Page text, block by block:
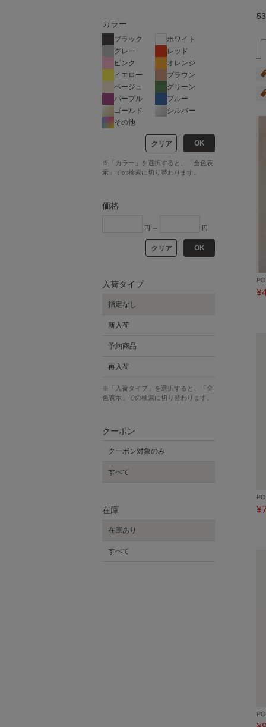
カラー
ブラック
ホワイト
グレー
レッド
ピンク
オレンジ
イエロー
ブラウン
ベージュ
グリーン
パープル
ブルー
ゴールド
シルバー
その他
クリア OK
※「カラー」を選択すると、「全色表
示」での検索に切り替わります。
価格
円 ～ 円
クリア OK
入荷タイプ
指定なし
新入荷
予約商品
再入荷
※「入荷タイプ」を選択すると、「全
色表示」での検索に切り替わります。
クーポン
クーポン対象のみ
すべて
在庫
在庫あり
すべて